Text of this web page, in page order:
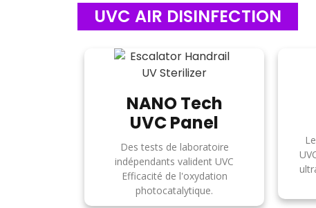
UVC AIR DISINFECTION
NANO Tech
UVC Panel
Des tests de laboratoire
indépendants valident UVC
Efficacité de l'oxydation
photocatalytique.